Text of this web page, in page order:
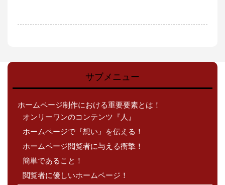
サブメニュー
ホームページ制作における重要要素とは！
オンリーワンのコンテンツ『人』
ホームページで『想い』を伝える！
ホームページ閲覧者に与える衝撃！
簡単であること！
閲覧者に優しいホームページ！